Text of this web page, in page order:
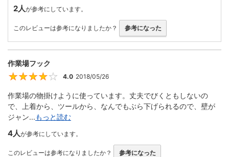
2人が参考にしています。
このレビューは参考になりましたか？ 参考になった
作業場フック
4
4.0 2018/05/26
作業場の物掛けように使っています。丈夫でびくともしないの
で、上着から、ツールから、なんでもぶら下げられるので、壁が
ジャン...もっと読む
4人が参考にしています。
このレビューは参考になりましたか？ 参考になった